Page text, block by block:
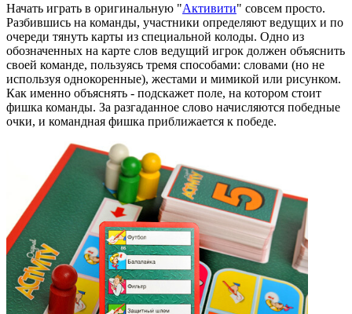
Начать играть в оригинальную "Активити" совсем просто.
Разбившись на команды, участники определяют ведущих и по
очереди тянуть карты из специальной колоды. Одно из
обозначенных на карте слов ведущий игрок должен объяснить
своей команде, пользуясь тремя способами: словами (но не
используя однокоренные), жестами и мимикой или рисунком.
Как именно объяснять - подскажет поле, на котором стоит
фишка команды. За разгаданное слово начисляются победные
очки, и командная фишка приближается к победе.